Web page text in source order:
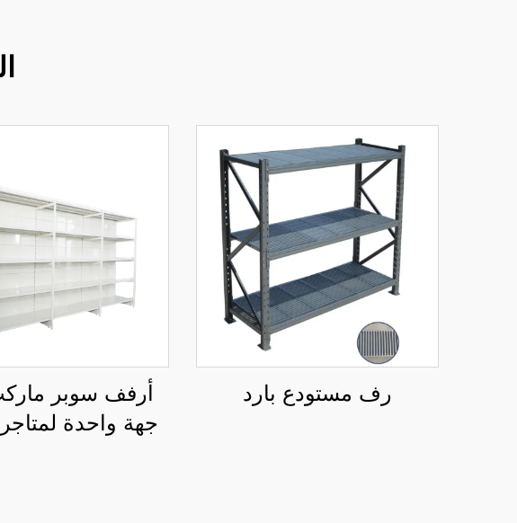
رف مستودع بارد
أرفف سوبر
جهة واحدة